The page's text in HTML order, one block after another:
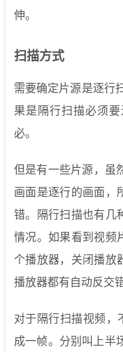
伸。
扫描方式
需要确定片源是逐行
果是隔行扫描必须
必。
但是有一些片源，虽
画面是逐行的画面，
错。隔行扫描也有几
情况。如果看到视频
个播放器，关闭播放
播放器都有自动反交
对于隔行扫描视频，
成一帧。分别叫上半